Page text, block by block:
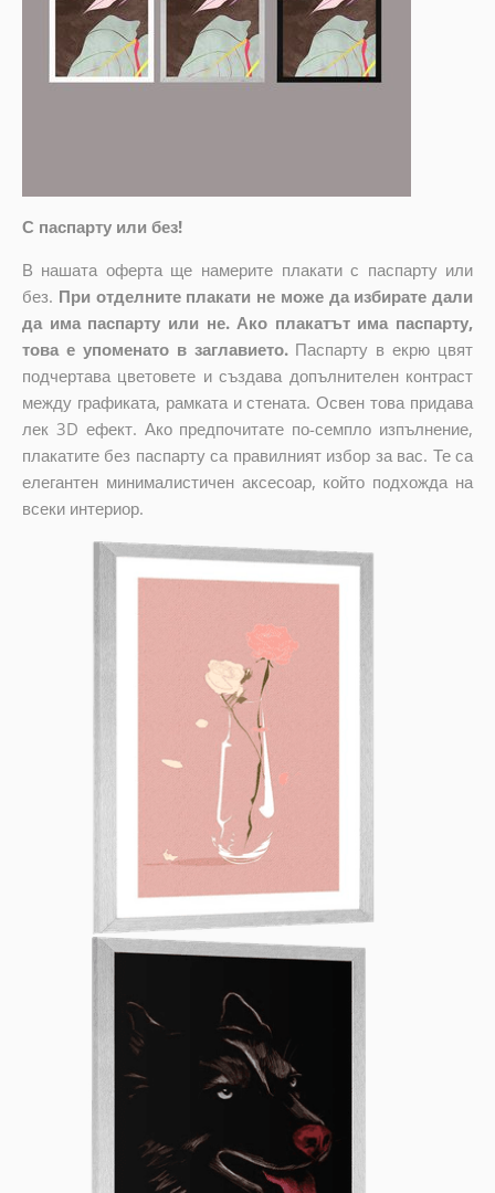
С паспарту или без!
В нашата оферта ще намерите плакати с паспарту или
без. При отделните плакати не може да избирате дали
да има паспарту или не. Ако плакатът има паспарту,
това е упоменато в заглавието. Паспарту в екрю цвят
подчертава цветовете и създава допълнителен контраст
между графиката, рамката и стената. Освен това придава
лек 3D ефект. Ако предпочитате по-семпло изпълнение,
плакатите без паспарту са правилният избор за вас. Те са
елегантен минималистичен аксесоар, който подхожда на
всеки интериор.